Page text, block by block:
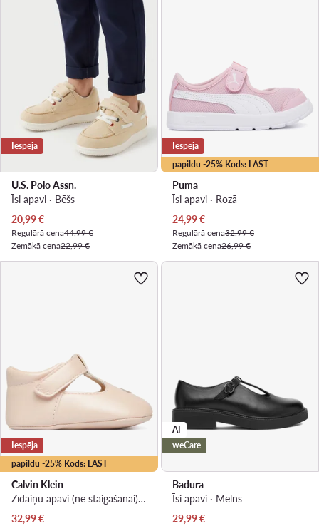
Iespēja
U.S. Polo Assn.
Īsi apavi · Bēšs
Pašreizējā cena
20,99€
Regulārā cena44,99 €
Zemākā cena22,99 €
papildu -25% Kods: LAST
Iespēja
Puma
Īsi apavi · Rozā
Pašreizējā cena
24,99€
Regulārā cena32,99 €
Zemākā cena26,99 €
papildu -25% Kods: LAST
Iespēja
Calvin Klein
Zīdaiņu apavi (ne staigāšanai) · Rozā
Pašreizējā cena
32,99€
AI
weCare
Badura
Īsi apavi · Melns
Pašreizējā cena
29,99€